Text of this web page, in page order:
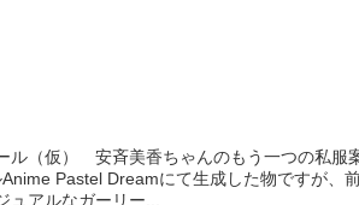
ル（仮） 安斉美香ちゃんのもう一つの私服
Pastel Dreamにて生成した物ですが、
アルなガーリー...